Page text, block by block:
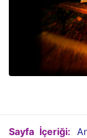
Sayfa İçeriği: